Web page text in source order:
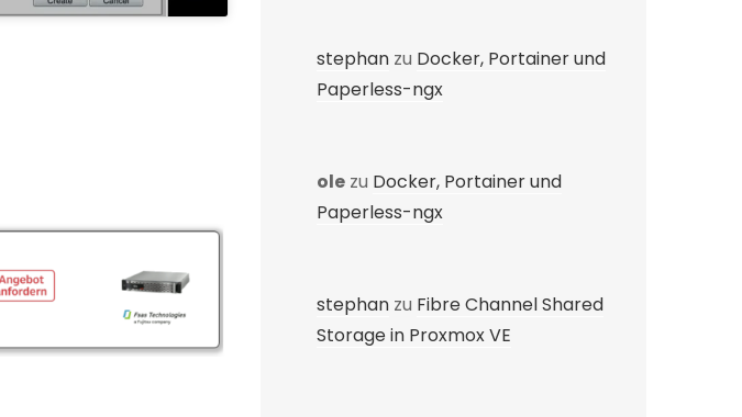
stephan zu Docker, Portainer und
Paperless-ngx
ole zu Docker, Portainer und
Paperless-ngx
stephan zu Fibre Channel Shared
Storage in Proxmox VE